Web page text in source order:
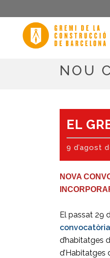
NOU
EL
9 d’agost
NOVA
El passat 29
convocatòria
d’habitatges
d’Habitatges